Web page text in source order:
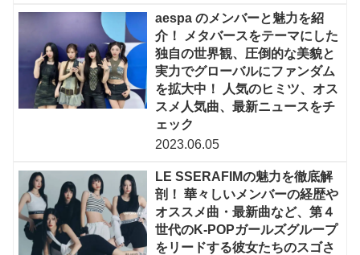
aespa のメンバーと魅力を紹
介！ メタバースをテーマにした
独自の世界観、圧倒的な美貌と
実力でグローバルにファンダム
を拡大中！ 人気のヒミツ、オス
スメ人気曲、最新ニュースをチ
ェック
2023.06.05
LE SSERAFIMの魅力を徹底解
剖！ 華々しいメンバーの経歴や
オススメ曲・最新曲など、第４
世代のK-POPガールズグループ
をリードする彼女たちのスゴさ